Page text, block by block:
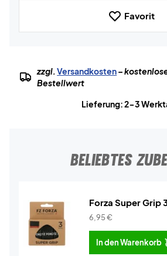
Favorit
zzgl.Versandkosten–
Bestellwert
Lieferung: 2-3
BELIEBTES
Forza Super Grip
6,95€
In den Warenkorb